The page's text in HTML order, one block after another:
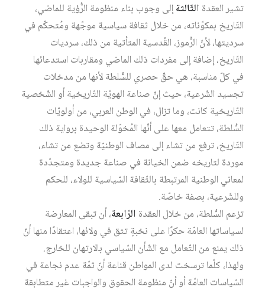
تشير العقدة الثّالثةإلى وجوب بناء منظومة الرُّؤية للماضي،
التّاريخ بمكوّناته، من خلال ثقافة سياسية موجّهة ومُتحكّم في
سرديتها، لأنّ الرُّموز، القُدسية المتأتية من ذلك، سرديات
التّاريخ، إضافة إلى مفردات ذلك الماضي ومقاربات استدعائها
في كلّ مناسبة، هي حقّ حصري للسُّلطة لأنها من مدخلات
تجسيد الشّرعية، حيث إنّ صناعة الهويّة التّاريخية أو الشّخصية
التّاريخية كانت، وما تزال، في الوطن العربي، من أولويّات
السُّلطة، تتعامل معها على أنّها المُخوّلة الوحيدة برواية ذلك
التّاريخ، ترفع من تشاء إلى مصاف الوطنيّة وتضع من تشاء،
موردة لتاريخه ضمن الخيانة في صناعة جديدة ومتجدّدة
لمعاني الوطنية المرتبطة بالثّقافة السّياسية للولاء، للحكم
وللشّرعية، بصفة خاصّة.
تزعم السُّلطة، من خلال العقدة الرّابعة، أن تبقى المعارضة
لسياساتها العامّة حكرًا على نخبةٍ تثق في ولائها، اعتقادًا منها أنّ
ذلك يمنع من التّعامل مع الشّأن السّياسي بالارتهان للخارج.
ولهذا، كلّما ترسخت لدى المواطن قناعة أنّ ثمّة عدم نجاعة في
السّياسات العامّة أو أنّ منظومة الحقوق والواجبات غير متطابقة